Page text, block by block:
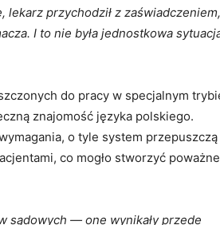
przychodził z
I to nie była jednostkowa
do pracy w specjalnym
znajomość języka polskiego.
o tyle system przepuszczą
co mogło stworzyć poważne
sądowych — one wynikały przede